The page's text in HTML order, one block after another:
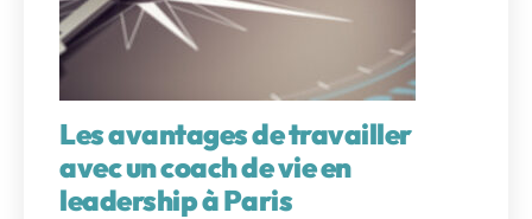
Les avantages de travailler
avec un coach de vie en
leadership à Paris